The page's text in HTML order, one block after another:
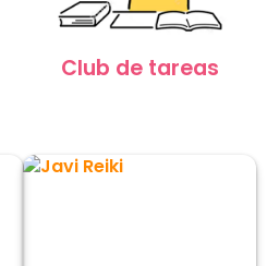
Club de tareas